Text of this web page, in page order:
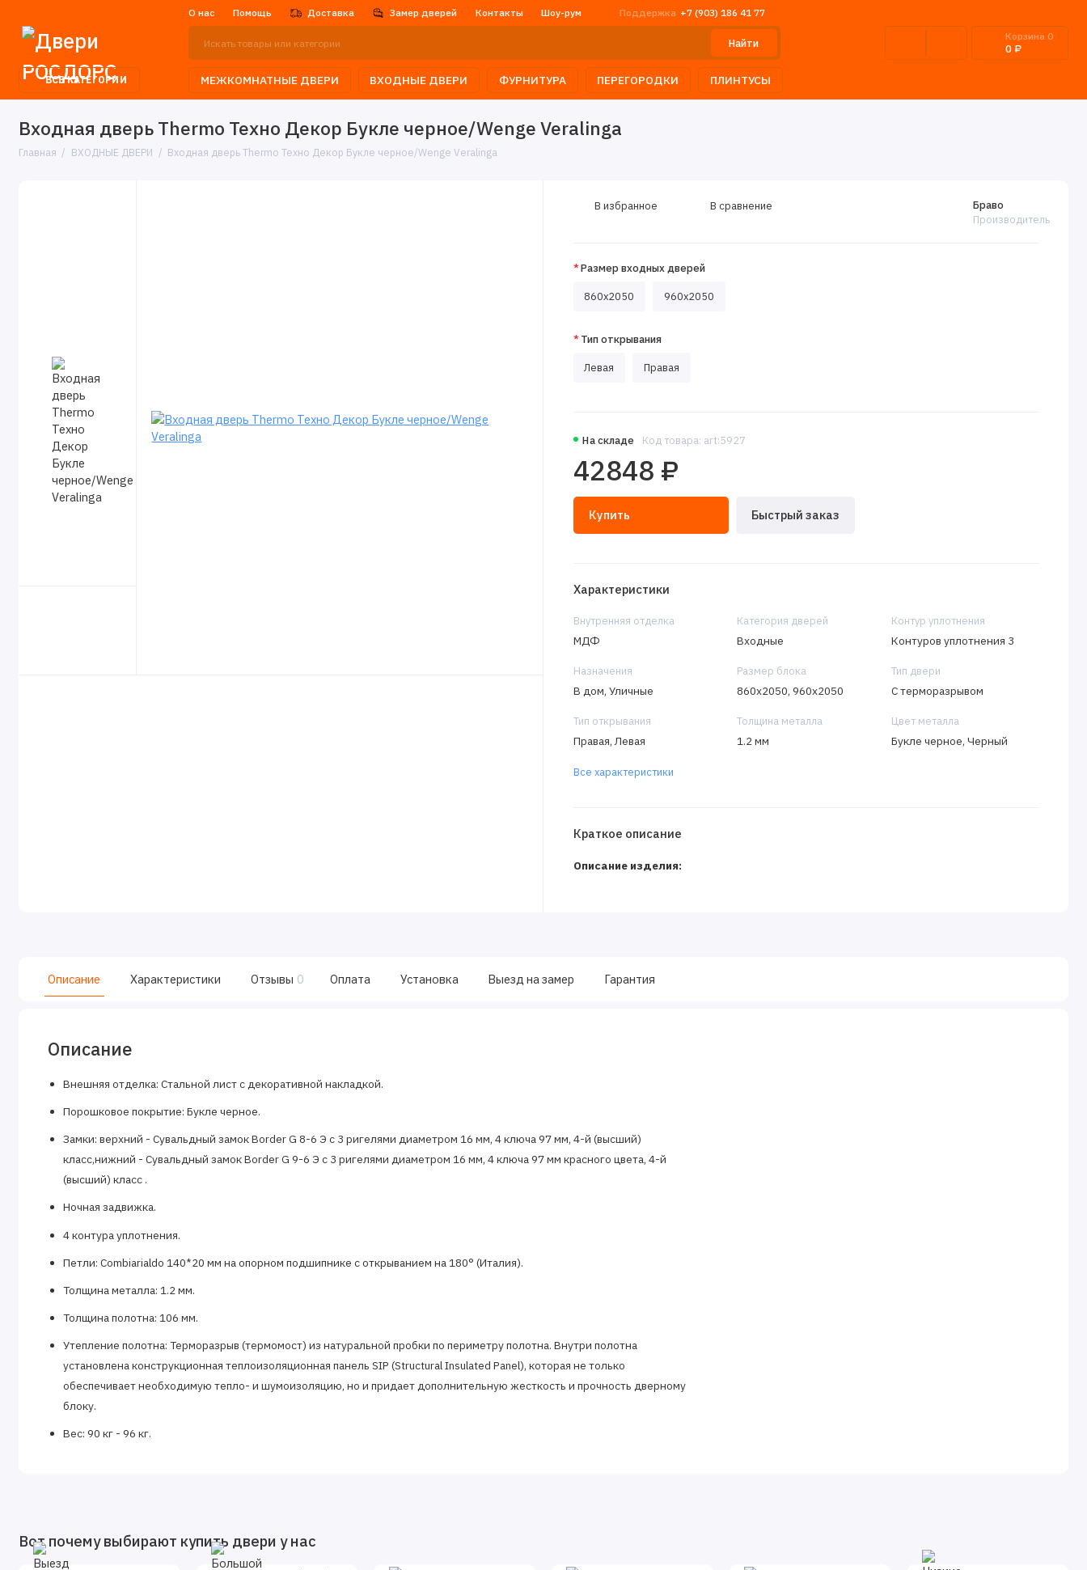
О нас Помощь Доставка Замер дверей Контакты Шоу-рум Поддержка +7 (903) 186 41 77
Найти
Корзина 0
0 ₽
ВСЕ КАТЕГОРИИ МЕЖКОМНАТНЫЕ ДВЕРИ ВХОДНЫЕ ДВЕРИ ФУРНИТУРА ПЕРЕГОРОДКИ ПЛИНТУСЫ
Входная дверь Thermo Техно Декор Букле черное/Wenge Veralinga
Главная ВХОДНЫЕ ДВЕРИ Входная дверь Thermo Техно Декор Букле черное/Wenge Veralinga
На складе Код товара: art:5927
Браво
Производитель
42848 ₽
Купить Быстрый заказ
В избранное В сравнение
Размер входных дверей
860x2050 960x2050
Тип открывания
Левая Правая
Характеристики
Внутренняя отделка
МДФ
Категория дверей
Входные
Контур уплотнения
Контуров уплотнения 3
Назначения
В дом, Уличные
Размер блока
860х2050, 960х2050
Тип двери
C терморазрывом
Тип открывания
Правая, Левая
Толщина металла
1.2 мм
Цвет металла
Букле черное, Черный
Все характеристики
Краткое описание
Описание изделия:
Описание Характеристики Отзывы 0 Оплата Установка Выезд на замер Гарантия
Описание
Внешняя отделка: Стальной лист с декоративной накладкой.
Порошковое покрытие: Букле черное.
Замки: верхний - Сувальдный замок Border G 8-6 Э с 3 ригелями диаметром 16 мм, 4 ключа 97 мм, 4-й (высший)
класс,нижний - Сувальдный замок Border G 9-6 Э с 3 ригелями диаметром 16 мм, 4 ключа 97 мм красного цвета, 4-й
(высший) класс .
Ночная задвижка.
4 контура уплотнения.
Петли: Сombiarialdo 140*20 мм на опорном подшипнике с открыванием на 180° (Италия).
Толщина металла: 1.2 мм.
Толщина полотна: 106 мм.
Утепление полотна: Терморазрыв (термомост) из натуральной пробки по периметру полотна. Внутри полотна
установлена конструкционная теплоизоляционная панель SIP (Structural Insulated Panel), которая не только
обеспечивает необходимую тепло- и шумоизоляцию, но и придает дополнительную жесткость и прочность дверному
блоку.
Вес: 90 кг - 96 кг.
Вот почему выбирают купить двери у нас